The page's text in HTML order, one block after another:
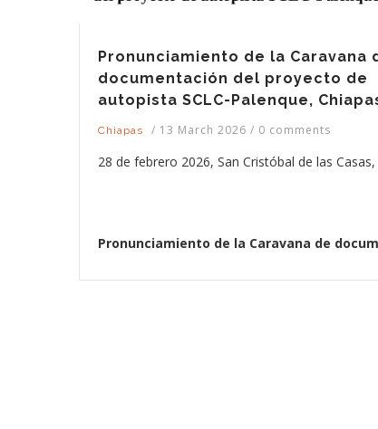
Pronunciamiento de la Caravana
documentación del proyecto de
autopista SCLC-Palenque,
Chiapas / 13 March 2026 / 0 comments
28 de febrero 2026, San Cristóbal de las Casas,
Pronunciamiento de la Caravana de